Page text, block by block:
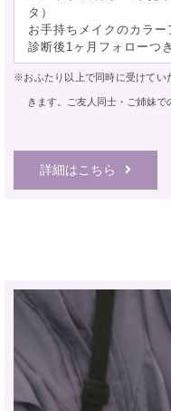
タ）
お手持ちメイクのカラー
診断後1ヶ月フォローつ
※おふたり以上で同時に受けてい
きます。 ご友人同士・ご姉妹で
詳細はこちら